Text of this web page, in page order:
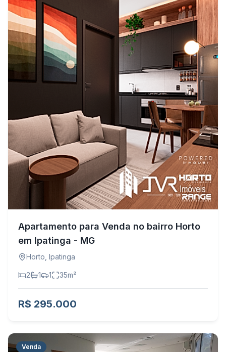
Apartamento para Venda no bairro Horto
em Ipatinga - MG
Horto Ipatinga
2 1 1 35m²
R$ 295.000
Venda